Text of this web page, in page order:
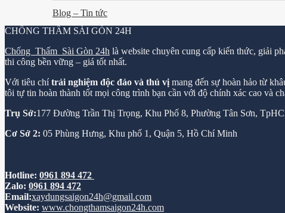
Blog – Tin tức
CHỐNG THẤM SÀI GÒN 24H
Chống Thấm Sài Gòn 24h là website chuyên cung cấp kiến thức, giải
thi công bền vững – giá tốt nhất.
Với tiêu chítrải nghiệm độc đáo và thú vị mang đến sự hoàn hảo từ
tôi tự tin hoàn thành tốt mọi công trình bạn cần với độ chính xác cao và
Trụ Sở:177 Đường Trần Thị Trọng, Khu Phố 8, Phường Tân Sơn,
Cơ Sở 2: 05 Phùng Hưng, Khu phố 1, Quận 5, Hồ Chí Minh
Hotline: 0961 894 472
Zalo: 0961 894 472
Email:xaydungsaigon24h@gmail.com
Website: www.chongthamsaigon24h.com